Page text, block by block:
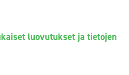
luovutukset ja tietojen